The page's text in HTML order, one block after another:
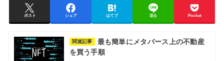
ポスト シェア はてブ 送る Pocket
関連記事
最も簡単にメタバース上の不動産
を買う手順